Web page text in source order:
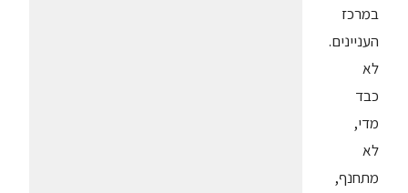
במרכז
העניינים.
לא
כבד
מדי,
לא
מתחנף,